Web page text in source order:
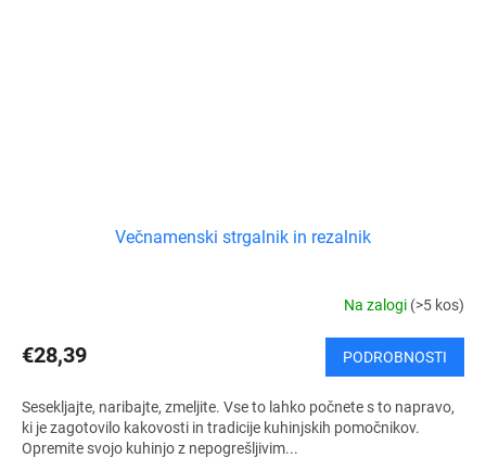
Večnamenski strgalnik in rezalnik
Na zalogi (>5 kos)
€28,39 PODROBNOSTI
Sesekljajte, naribajte, zmeljite. Vse to lahko počnete s to napravo,
ki je zagotovilo kakovosti in tradicije kuhinjskih pomočnikov.
Opremite svojo kuhinjo z nepogrešljivim...